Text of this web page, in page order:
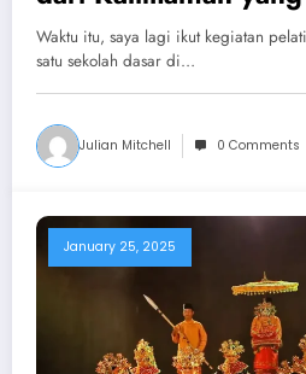
Waktu itu, saya lagi ikut kegiatan
satu sekolah dasar di…
Julian Mitchell 0 Comments
January 25, 2025